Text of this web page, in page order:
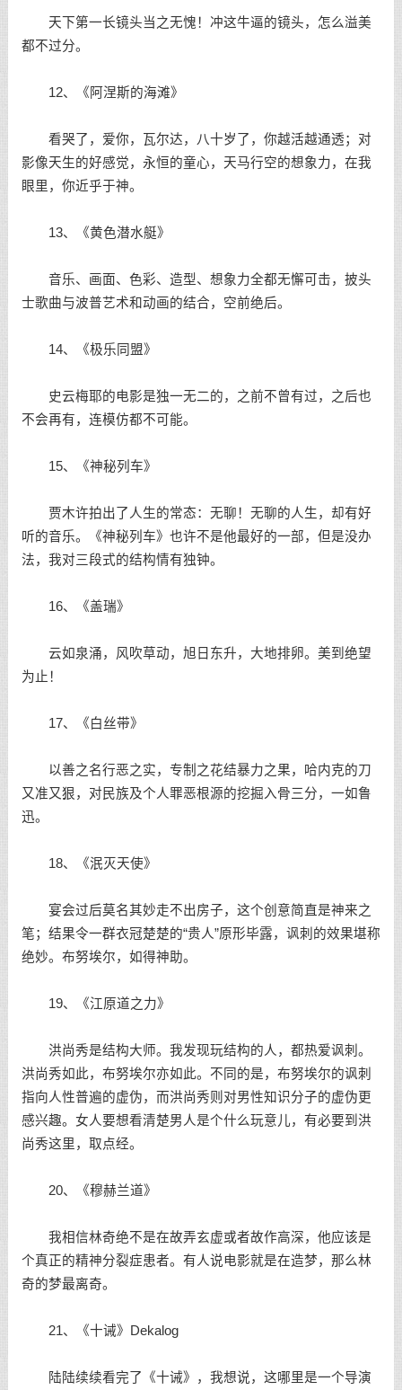
天下第一长镜头当之无愧！冲这牛逼的镜头，怎么溢美
都不过分。
12、《阿涅斯的海滩》
看哭了，爱你，瓦尔达，八十岁了，你越活越通透；对
影像天生的好感觉，永恒的童心，天马行空的想象力，在我
眼里，你近乎于神。
13、《黄色潜水艇》
音乐、画面、色彩、造型、想象力全都无懈可击，披头
士歌曲与波普艺术和动画的结合，空前绝后。
14、《极乐同盟》
史云梅耶的电影是独一无二的，之前不曾有过，之后也
不会再有，连模仿都不可能。
15、《神秘列车》
贾木许拍出了人生的常态：无聊！无聊的人生，却有好
听的音乐。《神秘列车》也许不是他最好的一部，但是没办
法，我对三段式的结构情有独钟。
16、《盖瑞》
云如泉涌，风吹草动，旭日东升，大地排卵。美到绝望
为止！
17、《白丝带》
以善之名行恶之实，专制之花结暴力之果，哈内克的刀
又准又狠，对民族及个人罪恶根源的挖掘入骨三分，一如鲁
迅。
18、《泯灭天使》
宴会过后莫名其妙走不出房子，这个创意简直是神来之
笔；结果令一群衣冠楚楚的“贵人”原形毕露，讽刺的效果堪称
绝妙。布努埃尔，如得神助。
19、《江原道之力》
洪尚秀是结构大师。我发现玩结构的人，都热爱讽刺。
洪尚秀如此，布努埃尔亦如此。不同的是，布努埃尔的讽刺
指向人性普遍的虚伪，而洪尚秀则对男性知识分子的虚伪更
感兴趣。女人要想看清楚男人是个什么玩意儿，有必要到洪
尚秀这里，取点经。
20、《穆赫兰道》
我相信林奇绝不是在故弄玄虚或者故作高深，他应该是
个真正的精神分裂症患者。有人说电影就是在造梦，那么林
奇的梦最离奇。
21、《十诫》Dekalog
陆陆续续看完了《十诫》，我想说，这哪里是一个导演